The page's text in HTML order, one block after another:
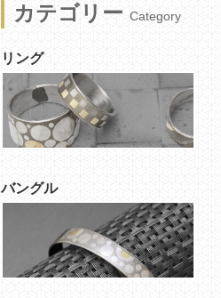
カテゴリー Category
リング
バングル